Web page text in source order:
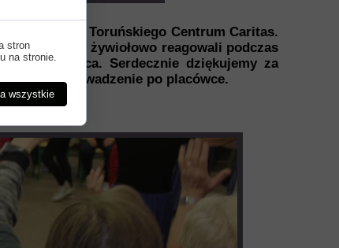
Seniorów Toruńskiego Centrum Caritas.
Seniorzy żywiołowo reagowali podczas
tańca. Serdecznie dziękujemy za
oraz oprowadzenie po placówce.
stron
na stronie.
wszystkie